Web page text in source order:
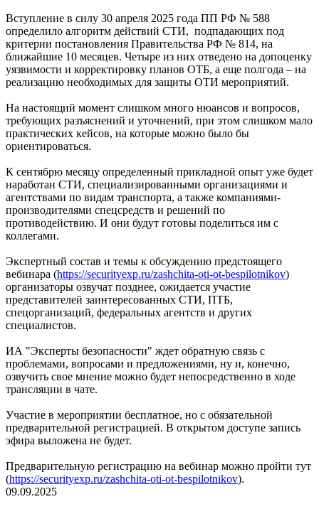
Вступление в силу 30 апреля 2025 года ПП РФ № 588
определило алгоритм действий СТИ, подпадающих под
критерии постановления Правительства РФ № 814, на
ближайшие 10 месяцев. Четыре из них отведено на допоценку
уязвимости и корректировку планов ОТБ, а еще полгода – на
реализацию необходимых для защиты ОТИ мероприятий.
На настоящий момент слишком много нюансов и вопросов,
требующих разъяснений и уточнений, при этом слишком мало
практических кейсов, на которые можно было бы
ориентироваться.
К сентябрю месяцу определенный прикладной опыт уже будет
наработан СТИ, специализированными организациями и
агентствами по видам транспорта, а также компаниями-
производителями спецсредств и решений по
противодействию. И они будут готовы поделиться им с
коллегами.
Экспертный состав и темы к обсуждению предстоящего
вебинара (https://securityexp.ru/zashchita-oti-ot-bespilotnikov)
организаторы озвучат позднее, ожидается участие
представителей заинтересованных СТИ, ПТБ,
спецорганизаций, федеральных агентств и других
специалистов.
ИА "Эксперты безопасности" ждет обратную связь с
проблемами, вопросами и предложениями, ну и, конечно,
озвучить свое мнение можно будет непосредственно в ходе
трансляции в чате.
Участие в мероприятии бесплатное, но с обязательной
предварительной регистрацией. В открытом доступе запись
эфира выложена не будет.
Предварительную регистрацию на вебинар можно пройти тут
(https://securityexp.ru/zashchita-oti-ot-bespilotnikov).
09.09.2025